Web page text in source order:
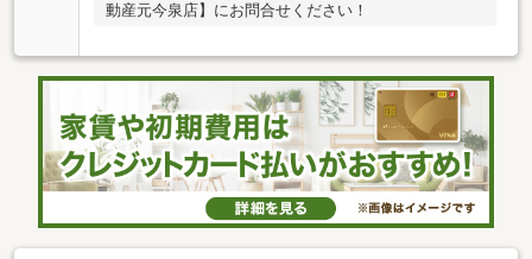
動産元今泉店】にお問合せください！